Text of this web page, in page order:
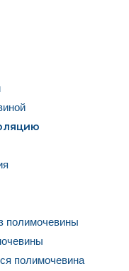
полимочевины
полимочевина